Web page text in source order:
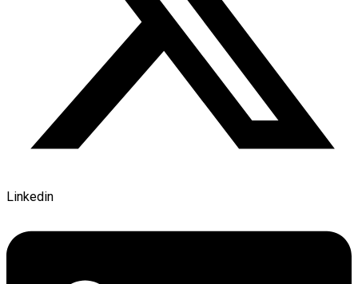
Linkedin